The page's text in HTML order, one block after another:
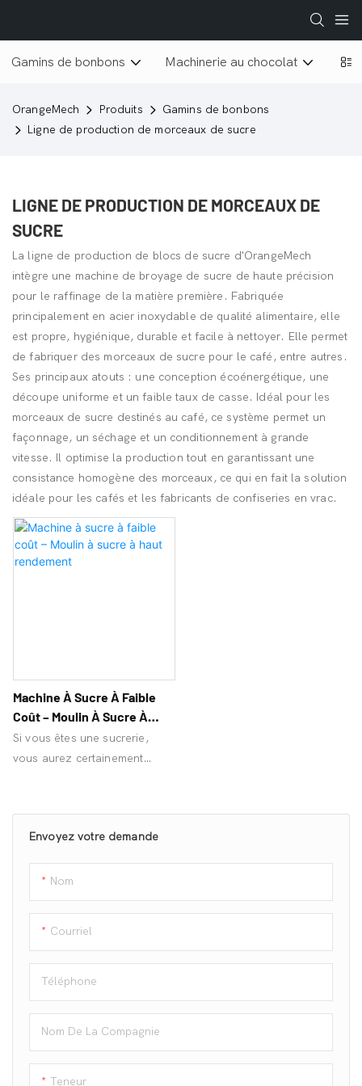
Gamins de bonbons Machinerie au chocolat
OrangeMech Produits
Gamins de bonbons
Ligne de production de morceaux de sucre
LIGNE DE PRODUCTION DE MORCEAUX DE
SUCRE
La ligne de production de blocs de sucre d'OrangeMech
intègre une machine de broyage de sucre de haute précision
pour le raffinage de la matière première. Fabriquée
principalement en acier inoxydable de qualité alimentaire, elle
est propre, hygiénique, durable et facile à nettoyer. Elle permet
de fabriquer des morceaux de sucre pour le café, entre autres.
Ses principaux atouts : une conception écoénergétique, une
découpe uniforme et un faible taux de casse. Idéal pour les
morceaux de sucre destinés au café, ce système permet un
façonnage, un séchage et un conditionnement à grande
vitesse. Il optimise la production tout en garantissant une
consistance homogène des morceaux, ce qui en fait la solution
idéale pour les cafés et les fabricants de confiseries en vrac.
Envoyez votre demande
Nom
Courriel
Téléphone
Nom De La Compagnie
Teneur
Machine À Sucre À Faible
Coût – Moulin À Sucre À
Haut Rendement
Si vous êtes une sucrerie,
vous aurez certainement
d'Orange Mech pour
moderniser votre équipement